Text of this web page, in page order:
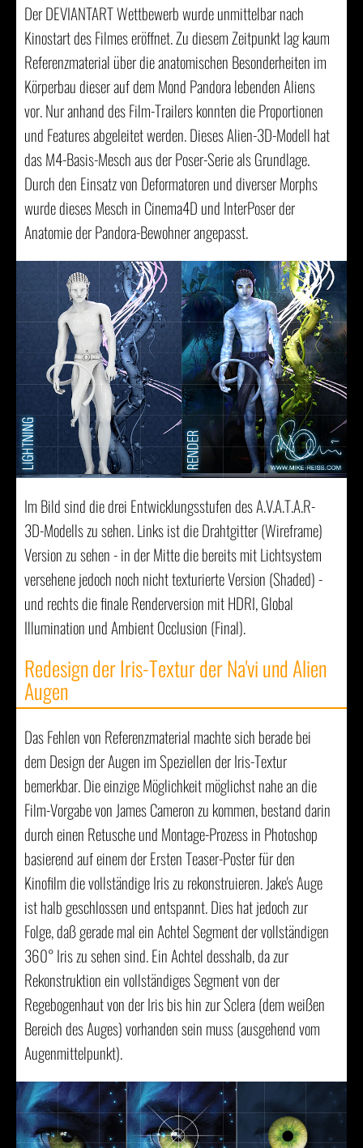
Der DEVIANTART Wettbewerb wurde unmittelbar nach
Kinostart des Filmes eröffnet. Zu diesem Zeitpunkt lag kaum
Referenzmaterial über die anatomischen Besonderheiten im
Körperbau dieser auf dem Mond Pandora lebenden Aliens
vor. Nur anhand des Film-Trailers konnten die Proportionen
und Features abgeleitet werden. Dieses Alien-3D-Modell hat
das M4-Basis-Mesch aus der Poser-Serie als Grundlage.
Durch den Einsatz von Deformatoren und diverser Morphs
wurde dieses Mesch in Cinema4D und InterPoser der
Anatomie der Pandora-Bewohner angepasst.
Im Bild sind die drei Entwicklungsstufen des A.V.A.T.A.R-
3D-Modells zu sehen. Links ist die Drahtgitter (Wireframe)
Version zu sehen - in der Mitte die bereits mit Lichtsystem
versehene jedoch noch nicht texturierte Version (Shaded) -
und rechts die finale Renderversion mit HDRI, Global
Illumination und Ambient Occlusion (Final).
Redesign der Iris-Textur der Na'vi und Alien
Augen
Das Fehlen von Referenzmaterial machte sich berade bei
dem Design der Augen im Speziellen der Iris-Textur
bemerkbar. Die einzige Möglichkeit möglichst nahe an die
Film-Vorgabe von James Cameron zu kommen, bestand darin
durch einen Retusche und Montage-Prozess in Photoshop
basierend auf einem der Ersten Teaser-Poster für den
Kinofilm die vollständige Iris zu rekonstruieren. Jake's Auge
ist halb geschlossen und entspannt. Dies hat jedoch zur
Folge, daß gerade mal ein Achtel Segment der vollständigen
360° Iris zu sehen sind. Ein Achtel desshalb, da zur
Rekonstruktion ein vollständiges Segment von der
Regebogenhaut von der Iris bis hin zur Sclera (dem weißen
Bereich des Auges) vorhanden sein muss (ausgehend vom
Augenmittelpunkt).